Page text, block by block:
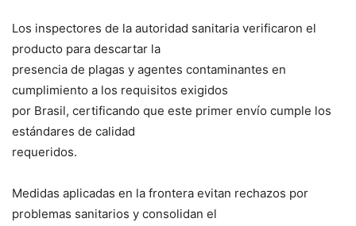
Los inspectores de la autoridad sanitaria verificaron el
producto para descartar la
presencia de plagas y agentes contaminantes en
cumplimiento a los requisitos exigidos
por Brasil, certificando que este primer envío cumple los
estándares de calidad
requeridos.
Medidas aplicadas en la frontera evitan rechazos por
problemas sanitarios y consolidan el